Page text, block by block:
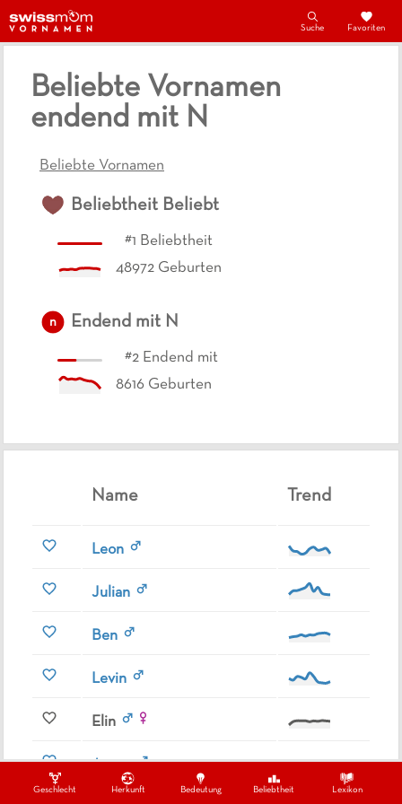
Geschlecht Herkunft Bedeutung Beliebtheit Lexikon
Suche Favoriten
Beliebte Vornamen
endend mit N
Beliebte Vornamen
Beliebtheit Beliebt
#1 Beliebtheit
48972 Geburten
n Endend mit N
#2 Endend mit
8616 Geburten
Name Trend
Leon
Julian
Ben
Levin
Elin
Aaron